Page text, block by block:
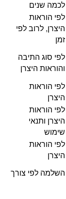
לכמה שנים
לפי הוראות
היצרן, לרוב לפי
זמן
לפי סוג התיבה
והוראות היצרן
לפי הוראות
היצרן
לפי הוראות
היצרן ותנאי
שימוש
לפי הוראות
היצרן
השלמה לפי צורך